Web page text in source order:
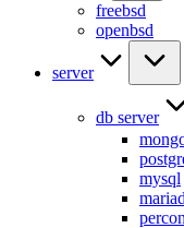
freebsd
openbsd
server
db server
mysql